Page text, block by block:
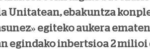
Unitatean, ebakuntza
egiteko aukera
egindako inbertsioa 2 milioi